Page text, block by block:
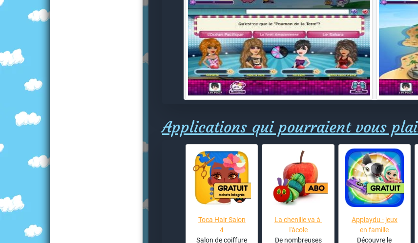
Applications qui pourraient vous
Toca Hair Salon
4
Salon de coiffure
La chenille va à
l'àcole
De nombreuses
Applaydu - jeux
en famille
Découvre le